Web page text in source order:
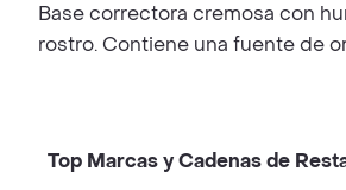
Base correctora cremosa con
rostro. Contiene una fuente de
Top Marcas y Cadenas de